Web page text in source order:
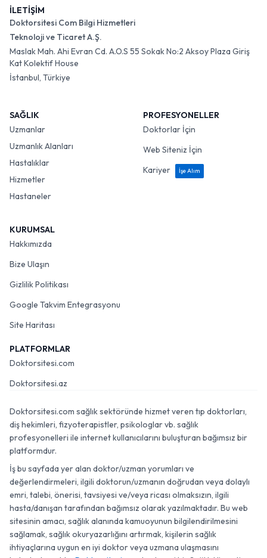
İLETİŞİM
Doktorsitesi Com Bilgi Hizmetleri
Teknoloji ve Ticaret A.Ş.
Maslak Mah. Ahi Evran Cd. A.O.S 55 Sokak No:2 Aksoy Plaza Giriş
Kat Kolektif House
İstanbul, Türkiye
SAĞLIK
Uzmanlar
Uzmanlık Alanları
Hastalıklar
Hizmetler
Hastaneler
PROFESYONELLER
Doktorlar İçin
Web Siteniz İçin
Kariyer
İşe Alım
KURUMSAL
Hakkımızda
Bize Ulaşın
Gizlilik Politikası
Google Takvim Entegrasyonu
Site Haritası
PLATFORMLAR
Doktorsitesi.com
Doktorsitesi.az
Doktorsitesi.com sağlık sektöründe hizmet veren tıp doktorları,
diş hekimleri, fizyoterapistler, psikologlar vb. sağlık
profesyonelleri ile internet kullanıcılarını buluşturan bağımsız bir
platformdur.
İş bu sayfada yer alan doktor/uzman yorumları ve
değerlendirmeleri, ilgili doktorun/uzmanın doğrudan veya dolaylı
emri, talebi, önerisi, tavsiyesi ve/veya ricası olmaksızın, ilgili
hasta/danışan tarafından bağımsız olarak yazılmaktadır. Bu web
sitesinin amacı, sağlık alanında kamuoyunun bilgilendirilmesini
sağlamak, sağlık okuryazarlığını artırmak, kişilerin sağlık
ihtiyaçlarına uygun en iyi doktor veya uzmana ulaşmasını